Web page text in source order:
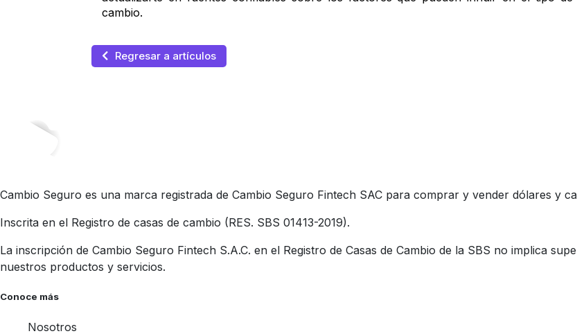
cambio.
Regresar a artículos
Cambio Seguro es una marca registrada de Cambio Seguro Fintech SAC para comprar y vender dólares y
Inscrita en el Registro de casas de cambio (RES. SBS 01413-2019).
La inscripción de Cambio Seguro Fintech S.A.C. en el Registro de Casas de Cambio de la SBS no implica
nuestros productos y servicios.
Conoce más
Nosotros